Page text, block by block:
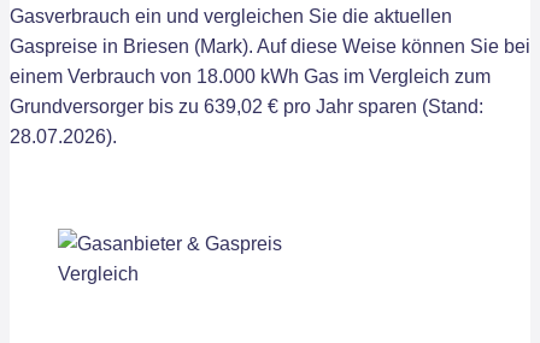
Gasverbrauch ein und vergleichen Sie die aktuellen
Gaspreise in Briesen (Mark). Auf diese Weise können Sie bei
einem Verbrauch von 18.000 kWh Gas im Vergleich zum
Grundversorger bis zu 639,02 € pro Jahr sparen (Stand:
28.07.2026).